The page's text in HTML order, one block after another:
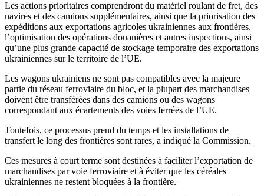
Les actions prioritaires comprendront du matériel roulant de fret, des
navires et des camions supplémentaires, ainsi que la priorisation des
expéditions aux exportations agricoles ukrainiennes aux frontières,
l’optimisation des opérations douanières et autres inspections, ainsi
qu’une plus grande capacité de stockage temporaire des exportations
ukrainiennes sur le territoire de l’UE.
Les wagons ukrainiens ne sont pas compatibles avec la majeure
partie du réseau ferroviaire du bloc, et la plupart des marchandises
doivent être transférées dans des camions ou des wagons
correspondant aux écartements des voies ferrées de l’UE.
Toutefois, ce processus prend du temps et les installations de
transfert le long des frontières sont rares, a indiqué la Commission.
Ces mesures à court terme sont destinées à faciliter l’exportation de
marchandises par voie ferroviaire et à éviter que les céréales
ukrainiennes ne restent bloquées à la frontière.